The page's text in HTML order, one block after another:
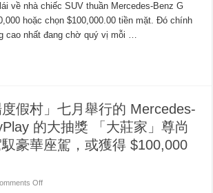
THỂ
LÁI
XE
SANG
VỀ
TIỀN
MẶT
TRONG
CÁC
ĐỢT
XỔ
BENZ
về nhà chiếc SUV thuần Mercedes-Benz G
hoặc chọn $100,000.00 tiền mặt. Đó chính
cao nhất đang chờ quý vị mỗi …
度假村」七月舉行的 Mercedes-
的大抽獎 「大莊家」尊尚
豪華座駕，或獲得 $100,000
Offon